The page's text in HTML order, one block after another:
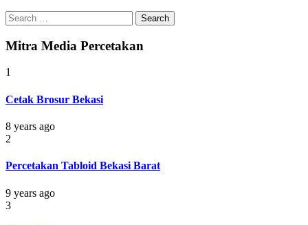
Search
for:
Mitra Media Percetakan
1
Cetak Brosur Bekasi
8 years ago
2
Percetakan Tabloid Bekasi Barat
9 years ago
3